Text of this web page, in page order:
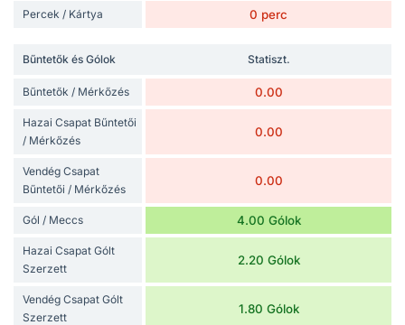
Percek / Kártya 0 perc
Bűntetők és Gólok Statiszt.
Bűntetők / Mérkőzés 0.00
Hazai Csapat Bűntetői
/ Mérkőzés
0.00
Vendég Csapat
Bűntetői / Mérkőzés
0.00
Gól / Meccs 4.00 Gólok
Hazai Csapat Gólt
Szerzett
2.20 Gólok
Vendég Csapat Gólt
Szerzett
1.80 Gólok